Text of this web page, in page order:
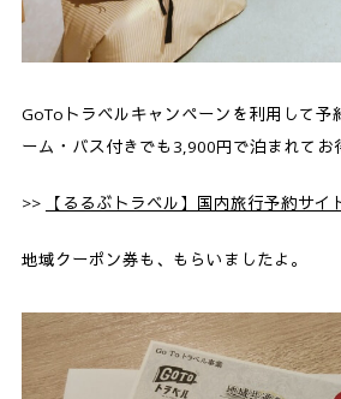
GoToトラベルキャンペーンを利用して予
ーム・バス付きでも3,900円で泊まれてお
>> 【るるぶトラベル】国内旅行予約サイ
地域クーポン券も、もらいましたよ。